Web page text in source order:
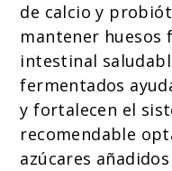
de calcio y
mantener huesos
intestinal
fermentados
y fortalecen el
recomendable
azúcares